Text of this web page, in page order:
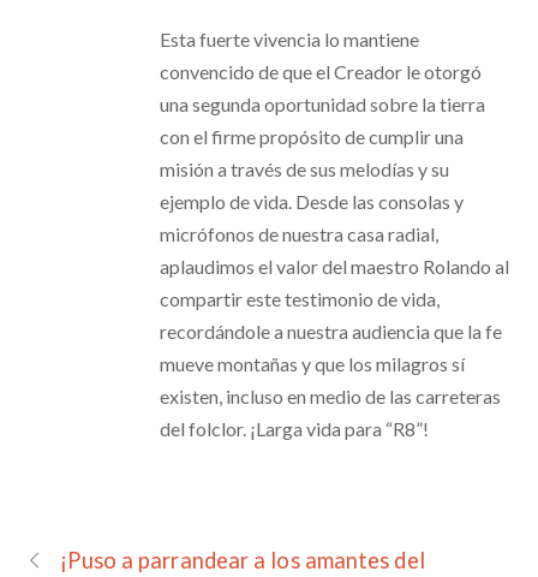
Esta fuerte vivencia lo mantiene
convencido de que el Creador le otorgó
una segunda oportunidad sobre la tierra
con el firme propósito de cumplir una
misión a través de sus melodías y su
ejemplo de vida. Desde las consolas y
micrófonos de nuestra casa radial,
aplaudimos el valor del maestro Rolando al
compartir este testimonio de vida,
recordándole a nuestra audiencia que la fe
mueve montañas y que los milagros sí
existen, incluso en medio de las carreteras
del folclor. ¡Larga vida para “R8”!
¡Puso a parrandear a los amantes del